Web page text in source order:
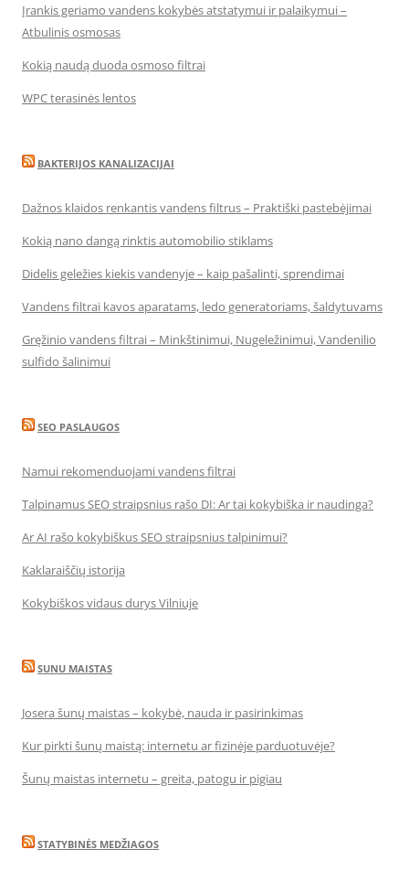
Įrankis geriamo vandens kokybės atstatymui ir palaikymui –
Atbulinis osmosas
Kokią naudą duoda osmoso filtrai
WPC terasinės lentos
BAKTERIJOS KANALIZACIJAI
Dažnos klaidos renkantis vandens filtrus – Praktiški pastebėjimai
Kokią nano dangą rinktis automobilio stiklams
Didelis geležies kiekis vandenyje – kaip pašalinti, sprendimai
Vandens filtrai kavos aparatams, ledo generatoriams, šaldytuvams
Gręžinio vandens filtrai – Minkštinimui, Nugeležinimui, Vandenilio
sulfido šalinimui
SEO PASLAUGOS
Namui rekomenduojami vandens filtrai
Talpinamus SEO straipsnius rašo DI: Ar tai kokybiška ir naudinga?
Ar AI rašo kokybiškus SEO straipsnius talpinimui?
Kaklaraiščių istorija
Kokybiškos vidaus durys Vilniuje
SUNU MAISTAS
Josera šunų maistas – kokybė, nauda ir pasirinkimas
Kur pirkti šunų maistą: internetu ar fizinėje parduotuvėje?
Šunų maistas internetu – greita, patogu ir pigiau
STATYBINĖS MEDŽIAGOS